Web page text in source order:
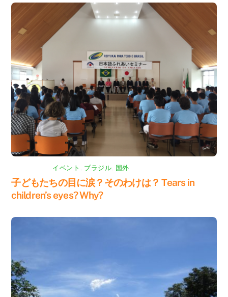
イベント ブラジル 国外
子どもたちの目に涙？そのわけは？ Tears in
children’s eyes? Why?